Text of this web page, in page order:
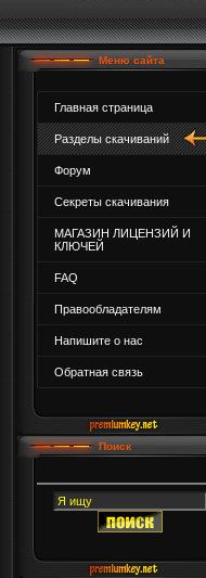
Меню сайта
Главная страница
Разделы скачиваний
Форум
Секреты скачивания
МАГАЗИН ЛИЦЕНЗИЙ И
КЛЮЧЕЙ
FAQ
Правообладателям
Напишите о нас
Обратная связь
Поиск